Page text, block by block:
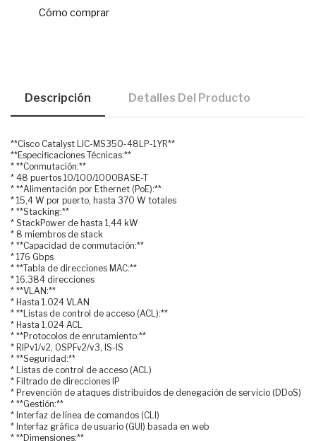
Cómo comprar
Descripción Detalles Del Producto
**Cisco Catalyst LIC-MS350-48LP-1YR**
**Especificaciones Técnicas:**
* **Conmutación:**
* 48 puertos 10/100/1000BASE-T
* **Alimentación por Ethernet (PoE):**
* 15,4 W por puerto, hasta 370 W totales
* **Stacking:**
* StackPower de hasta 1,44 kW
* 8 miembros de stack
* **Capacidad de conmutación:**
* 176 Gbps
* **Tabla de direcciones MAC:**
* 16.384 direcciones
* **VLAN:**
* Hasta 1.024 VLAN
* **Listas de control de acceso (ACL):**
* Hasta 1.024 ACL
* **Protocolos de enrutamiento:**
* RIPv1/v2, OSPFv2/v3, IS-IS
* **Seguridad:**
* Listas de control de acceso (ACL)
* Filtrado de direcciones IP
* Prevención de ataques distribuidos de denegación de servicio (DDoS)
* **Gestión:**
* Interfaz de línea de comandos (CLI)
* Interfaz gráfica de usuario (GUI) basada en web
* **Dimensiones:**